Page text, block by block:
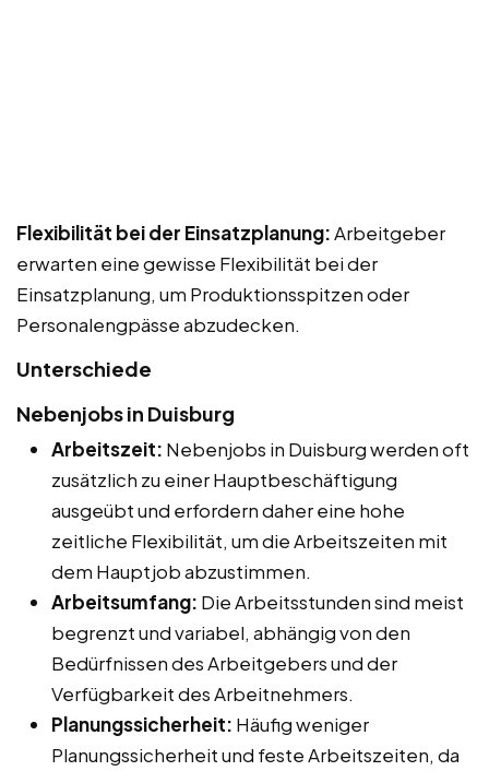
Flexibilität bei der Einsatzplanung:Arbeitgeber
erwarten eine gewisse Flexibilität bei der
Einsatzplanung, um Produktionsspitzen oder
Personalengpässe abzudecken.
Unterschiede
Nebenjobs in Duisburg
Arbeitszeit: Nebenjobs in Duisburg werden oft
zusätzlich zu einer Hauptbeschäftigung
ausgeübt und erfordern daher eine hohe
zeitliche Flexibilität, um die Arbeitszeiten mit
dem Hauptjob abzustimmen.
Arbeitsumfang: Die Arbeitsstunden sind meist
begrenzt und variabel, abhängig von den
Bedürfnissen des Arbeitgebers und der
Verfügbarkeit des Arbeitnehmers.
Planungssicherheit: Häufig weniger
Planungssicherheit und feste Arbeitszeiten, da